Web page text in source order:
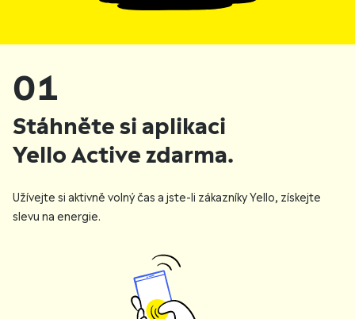
01
Stáhněte si aplikaci
Yello Active zdarma.
Užívejte si aktivně volný čas a jste-li zákazníky Yello, získejte
slevu na energie.